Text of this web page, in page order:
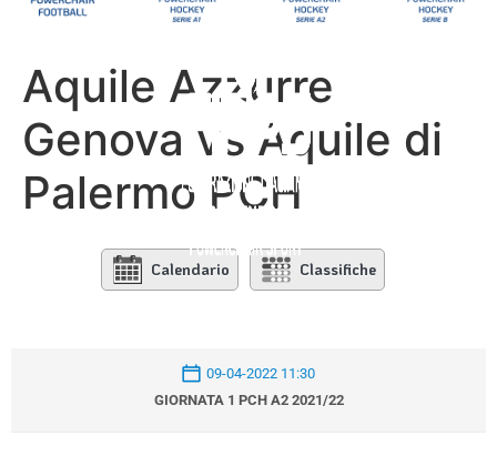
Aquile Azzurre
Genova vs Aquile di
Palermo PCH
Calendario Classifiche
09-04-2022 11:30
GIORNATA 1 PCH A2 2021/22